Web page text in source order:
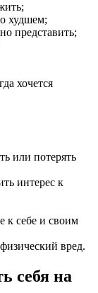
о худшем;
представить;
хочется
или потерять
интерес к
к себе и своим
вред.
себя на